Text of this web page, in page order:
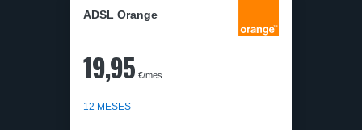
ADSL Orange
19,95 €/mes
12 MESES